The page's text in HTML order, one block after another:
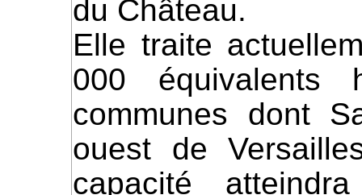
du Château.
Elle traite
000 équivalents
communes dont
ouest de
capacité